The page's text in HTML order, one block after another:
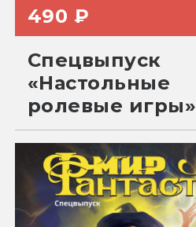
490 ₽
Спецвыпуск
«Настольные
ролевые игры»